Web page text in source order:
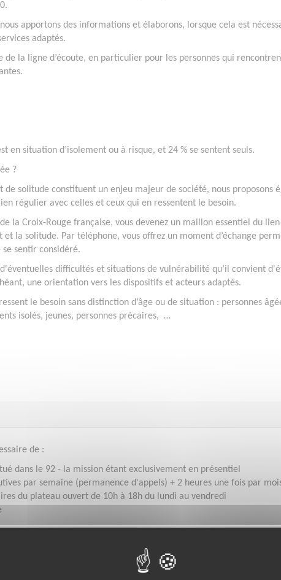
apportons des informations et élaborons, lorsque cela est
adaptés.
la ligne d’écoute, en particulier pour les personnes qui
en situation d’isolement ou à risque, et 24 % se sentent seuls.
?
de solitude constituent un enjeu majeur de société, nous proposons
régulier avec celles et ceux qui en ressentent le besoin.
la Croix-Rouge française, vous devenez un maillon essentiel du
la solitude. Par téléphone, vous offrez un moment d’échange
sentir considéré.
difficultés et situations de vulnérabilité qu’il convient
une orientation vers les dispositifs et acteurs adaptés.
le besoin sans distinction d’âge ou de situation : personnes
isolés, jeunes, personnes précaires, …
de :
dans le 92 - la mission étant exclusivement en présentiel
par semaine (permanence d'appels) + 2 heures une fois par
du plateau ouvert de 10h à 18h du lundi au vendredi
Disponibilité demandée